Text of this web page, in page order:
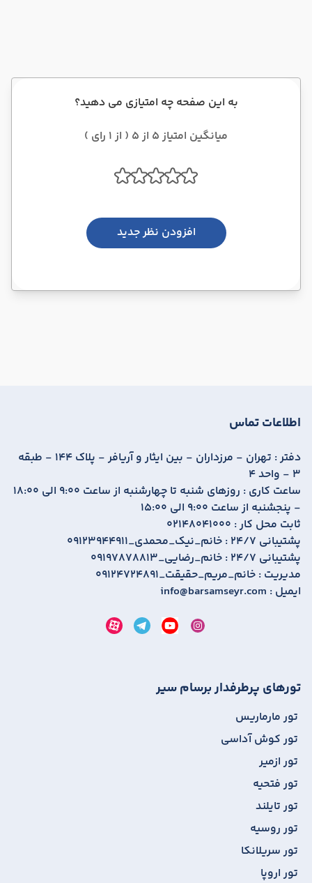
به این صفحه چه امتیازی می دهید؟
میانگین امتیاز 5 از 5 ( از 1 رای )
افزودن نظر جدید
اطلاعات تماس
دفتر :
تهران - مرزداران - بین ایثار و آریافر - پلاک 144 - طبقه
3 - واحد 4
ساعت کاری :
روزهای شنبه تا چهارشنبه از ساعت 9:00 الی 18:00
- پنجشنبه از ساعت 9:00 الی 15:00
ثابت محل کار : 02148041000
پشتیبانی 24/7 :
09123944911_خانم_نیک_محمدی
پشتیبانی 24/7 :
09197878813_خانم_رضایی
مدیریت : 09124724891_خانم_مریم_حقیقت
ایمیل : info@barsamseyr.com
تورهای پرطرفدار برسام سیر
تور مارماریس
تور کوش آداسی
تور ازمیر
تور فتحیه
تور تایلند
تور روسیه
تور سریلانکا
تور اروپا